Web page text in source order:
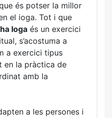
és potser la millor
el ioga. Tot i que
Ioga és un exercici
s’acostuma a
a exercici tipus
en la pràctica de
amb la
a les persones i